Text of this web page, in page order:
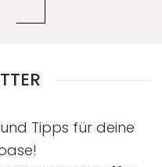
Tipps für deine